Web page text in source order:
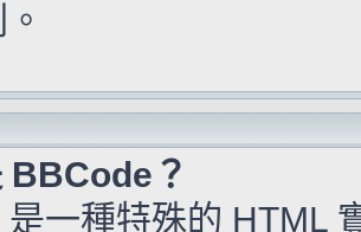
BBCode？
是一種特殊的 HTML